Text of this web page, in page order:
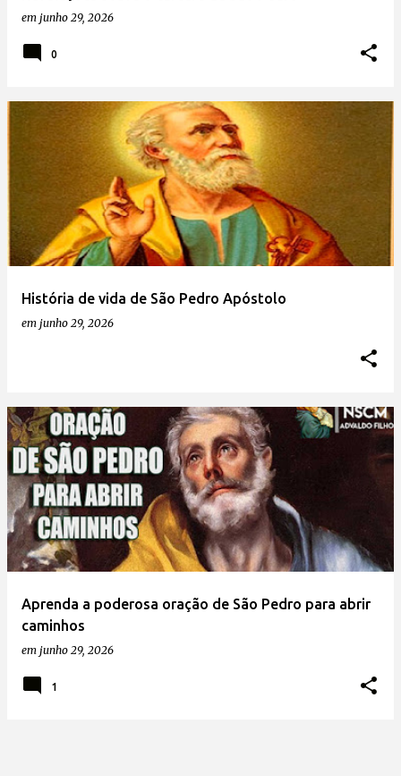
em junho 29, 2026
0
História de vida de São Pedro Apóstolo
em junho 29, 2026
Aprenda a poderosa oração de São Pedro para abrir
caminhos
em junho 29, 2026
1